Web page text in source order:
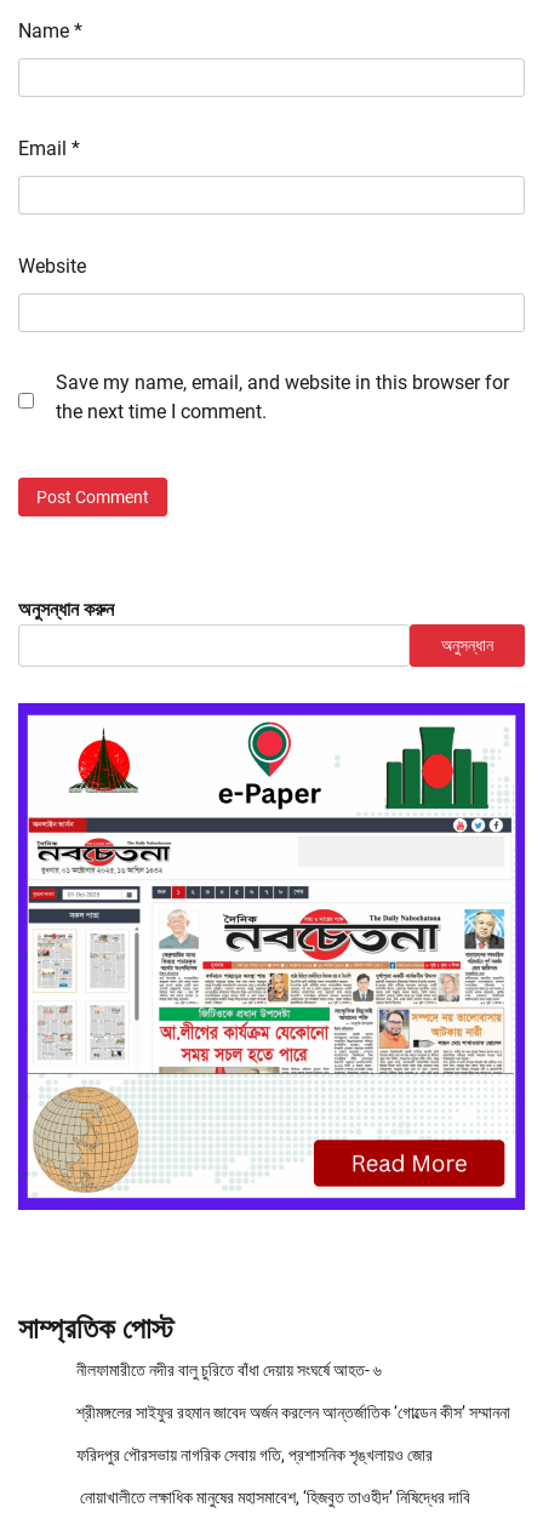
Name *
Email *
Website
Save my name, email, and website in this browser for
the next time I comment.
অনুসন্ধান করুন
অনুসন্ধান
সাম্প্রতিক পোস্ট
নীলফামারীতে নদীর বালু চুরিতে বাঁধা দেয়ায় সংঘর্ষে আহত- ৬
শ্রীমঙ্গলের সাইফুর রহমান জাবেদ অর্জন করলেন আন্তর্জাতিক ‘গোল্ডেন কীস’ সম্মাননা
ফরিদপুর পৌরসভায় নাগরিক সেবায় গতি, প্রশাসনিক শৃঙ্খলায়ও জোর
নোয়াখালীতে লক্ষাধিক মানুষের মহাসমাবেশ, ‘হিজবুত তাওহীদ’ নিষিদ্ধের দাবি